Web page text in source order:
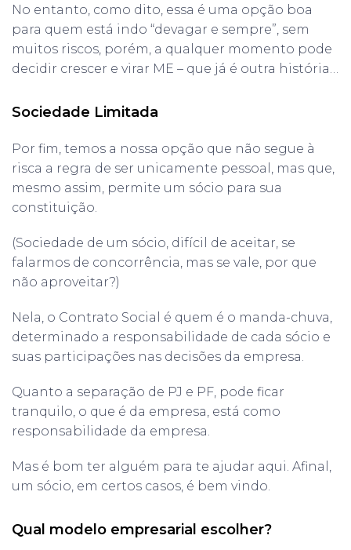
No entanto, como dito, essa é uma opção boa
para quem está indo “devagar e sempre”, sem
muitos riscos, porém, a qualquer momento pode
decidir crescer e virar ME – que já é outra história…
Sociedade Limitada
Por fim, temos a nossa opção que não segue à
risca a regra de ser unicamente pessoal, mas que,
mesmo assim, permite um sócio para sua
constituição.
(Sociedade de um sócio, difícil de aceitar, se
falarmos de concorrência, mas se vale, por que
não aproveitar?)
Nela, o Contrato Social é quem é o manda-chuva,
determinado a responsabilidade de cada sócio e
suas participações nas decisões da empresa.
Quanto a separação de PJ e PF, pode ficar
tranquilo, o que é da empresa, está como
responsabilidade da empresa.
Mas é bom ter alguém para te ajudar aqui. Afinal,
um sócio, em certos casos, é bem vindo.
Qual modelo empresarial escolher?